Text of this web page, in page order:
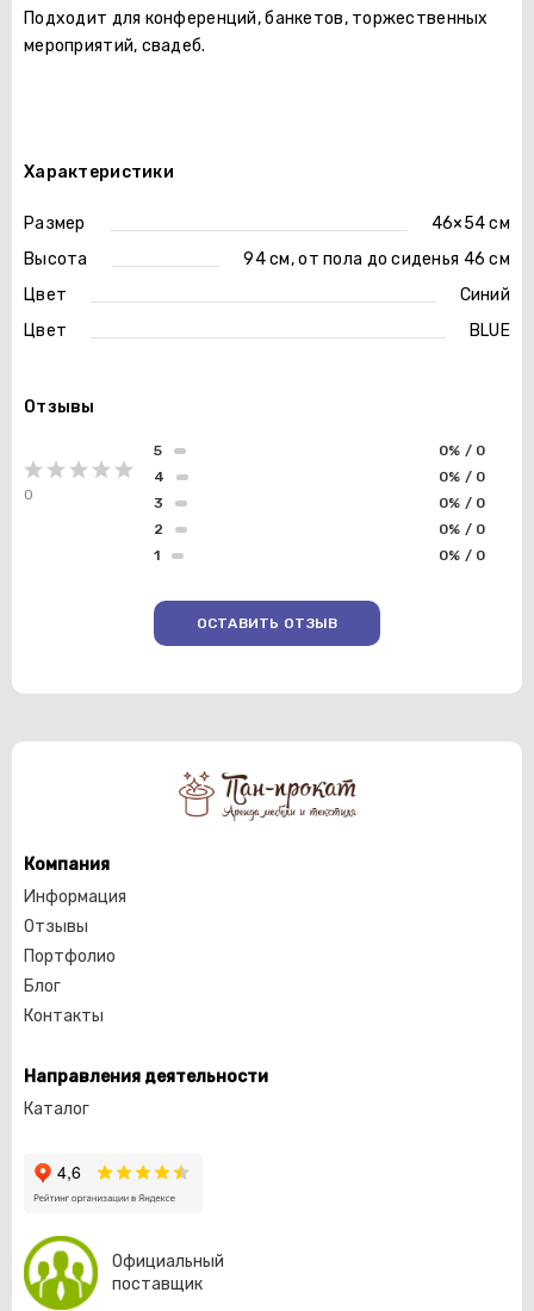
Подходит для конференций, банкетов, торжественных
мероприятий, свадеб.
Характеристики
Размер
46×54 см
Высота
94 см, от пола до сиденья 46 см
Цвет
Синий
Цвет
BLUE
Отзывы
0
1 0% / 0
2 0% / 0
3 0% / 0
4 0% / 0
5 0% / 0
ОСТАВИТЬ ОТЗЫВ
Компания
Информация
Отзывы
Портфолио
Блог
Контакты
Направления деятельности
Каталог
Официальный
поставщик